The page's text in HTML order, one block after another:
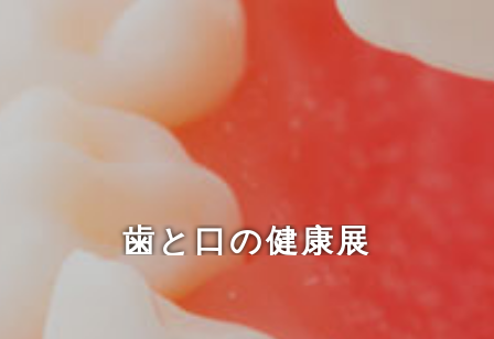
歯と口の健康展